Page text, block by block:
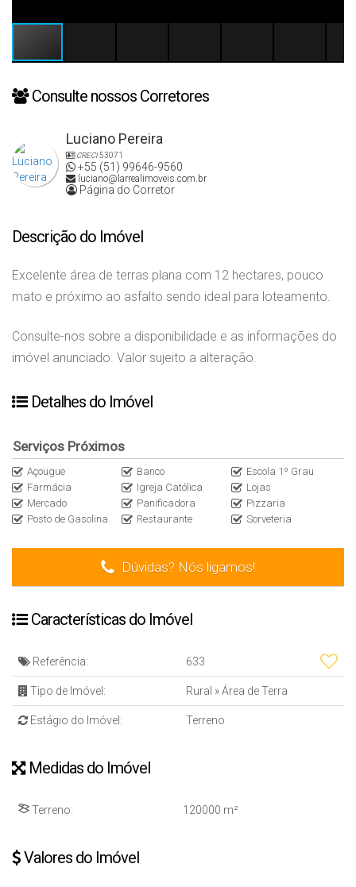
Consulte nossos Corretores
Luciano Pereira
CRECI53071
+55 (51) 99646-9560
luciano@larrealimoveis.com.br
Página do Corretor
Descrição do Imóvel
Excelente área de terras plana com 12 hectares, pouco
mato e próximo ao asfalto sendo ideal para loteamento.
Consulte-nos sobre a disponibilidade e as informações do
imóvel anunciado. Valor sujeito a alteração.
Detalhes do Imóvel
Serviços Próximos
Açougue Banco
Escola 1º Grau
Farmácia
Igreja Católica
Lojas
Mercado
Panificadora
Pizzaria
Posto de Gasolina
Restaurante Sorveteria
Dúvidas? Nós ligamos!
Características do Imóvel
Referência: 633
Tipo de Imóvel: Rural »Área de Terra
Estágio do Imóvel: Terreno
Medidas do Imóvel
Terreno: 120000 m²
Valores do Imóvel